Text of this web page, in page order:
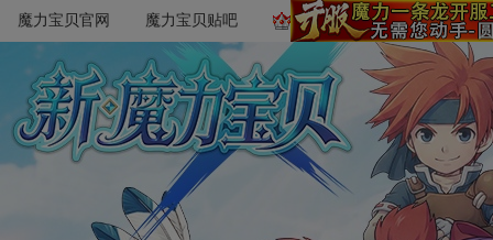
魔力宝贝官网 魔力宝贝贴吧